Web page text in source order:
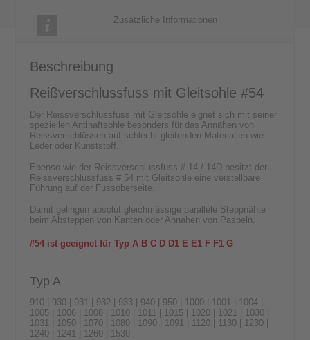
Zusätzliche Informationen
Beschreibung
Reißverschlussfuss mit Gleitsohle #54
Der Reissverschlussfuss mit Gleitsohle eignet sich mit seiner
speziellen Antihaftsohle besonders für das Annähen von
Reissverschlüssen auf schlecht gleitenden Materialien wie
Leder oder Kunststoff.
Ebenso wie der Reissverschlussfuss # 14 / 14D besitzt der
Reissverschlussfuss # 54 mit Gleitsohle eine verstellbare
Führung auf der Fussoberseite.
Damit gelingen absolut gleichmässige parallele Steppnähte
beim Absteppen von Kanten oder Annähen von Paspeln.
#54 ist geeignet für Typ A B C D D1 E E1 F F1 G
Typ A
910 | 930 | 931 | 932 | 933 | 940 | 950 | 1000 | 1001 | 1004 |
1005 | 1006 | 1008 | 1010 | 1011 | 1015 | 1020 | 1021 | 1030 |
1031 | 1050 | 1070 | 1080 | 1090 | 1091 | 1120 | 1130 | 1230 |
1240 | 1241 | 1260 | 1530